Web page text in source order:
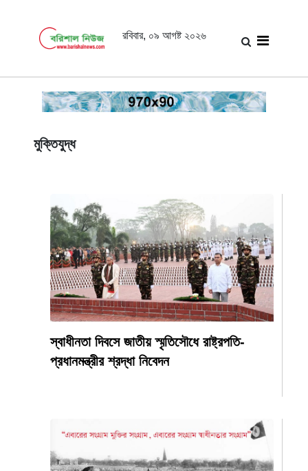
রবিবার, ০৯ আগষ্ট ২০২৬
মুক্তিযুদ্ধ
স্বাধীনতা দিবসে জাতীয় স্মৃতিসৌধে রাষ্ট্রপতি-
প্রধানমন্ত্রীর শ্রদ্ধা নিবেদন